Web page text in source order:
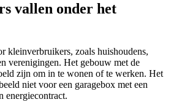
vallen onder het
kleinverbruikers, zoals huishoudens,
verenigingen. Het gebouw met de
zijn om in te wonen of te werken. Het
niet voor een garagebox met een
energiecontract.